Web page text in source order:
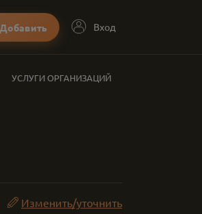
Добавить Вход
УСЛУГИ ОРГАНИЗАЦИЙ
Изменить/уточнить